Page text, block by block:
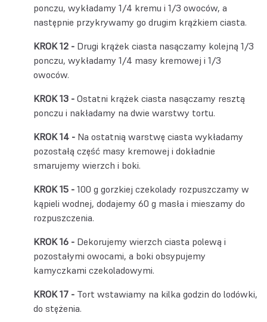
ponczu, wykładamy 1/4 kremu i 1/3 owoców, a
następnie przykrywamy go drugim krążkiem ciasta.
Drugi krążek ciasta nasączamy kolejną 1/3
ponczu, wykładamy 1/4 masy kremowej i 1/3
owoców.
Ostatni krążek ciasta nasączamy resztą
ponczu i nakładamy na dwie warstwy tortu.
Na ostatnią warstwę ciasta wykładamy
pozostałą część masy kremowej i dokładnie
smarujemy wierzch i boki.
100 g gorzkiej czekolady rozpuszczamy w
kąpieli wodnej, dodajemy 60 g masła i mieszamy do
rozpuszczenia.
Dekorujemy wierzch ciasta polewą i
pozostałymi owocami, a boki obsypujemy
kamyczkami czekoladowymi.
Tort wstawiamy na kilka godzin do lodówki,
do stężenia.